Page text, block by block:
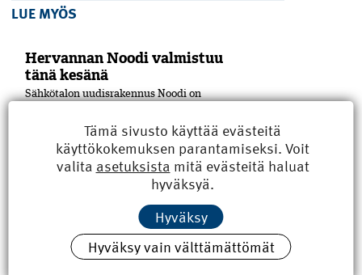
LUE MYÖS
Hervannan Noodi valmistuu
tänä kesänä
Sähkötalon uudisrakennus Noodi on
hankkeen projektinjohtourakkana
yhteistyössä rakennuttajan, Suomen
Yliopistokiinteistöt Oy:n (SYK), kanssa.
Yliopisto tulee Noodiin vuokralle.
Hankekokonaisuuteen on sisältynyt...
Pori sai uuden kulttuuritalon
Puu on merkittävässä roolissa Porin
Tämä sivusto käyttää evästeitä
käyttökokemuksen parantamiseksi. Voit
valita asetuksista mitä evästeitä haluat
hyväksyä.
Hyväksy
Hyväksy vain välttämättömät